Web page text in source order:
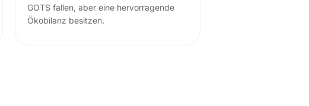
GOTS fallen, aber eine hervorragende
Ökobilanz besitzen.